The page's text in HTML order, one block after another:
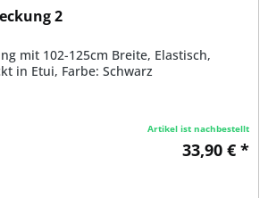
2
mit 102-125cm Breite, Elastisch,
in Etui, Farbe: Schwarz
Artikel ist nachbestellt
33,90 € *